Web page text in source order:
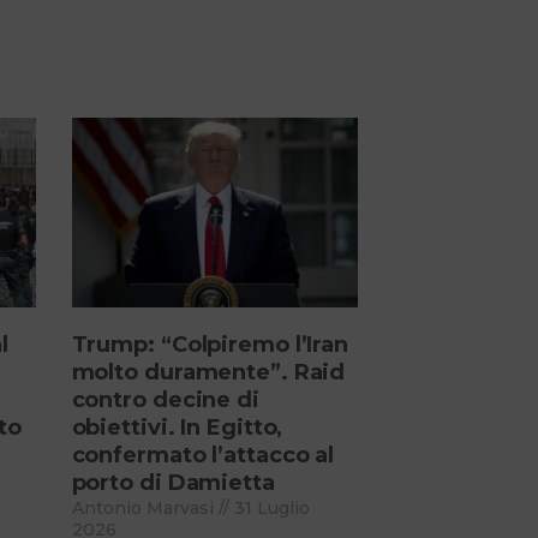
Trump: “Colpiremo l’Iran
molto duramente”. Raid
contro decine di
obiettivi. In Egitto,
confermato l’attacco al
porto di Damietta
Antonio Marvasi
31 Luglio
2026